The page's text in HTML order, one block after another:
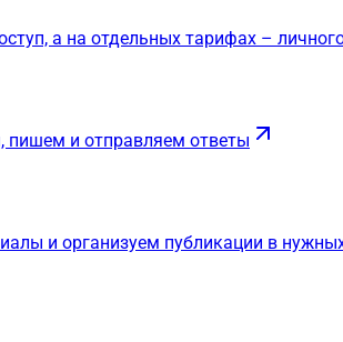
а на отдельных тарифах –
пишем и отправляем ответы
и организуем публикации в